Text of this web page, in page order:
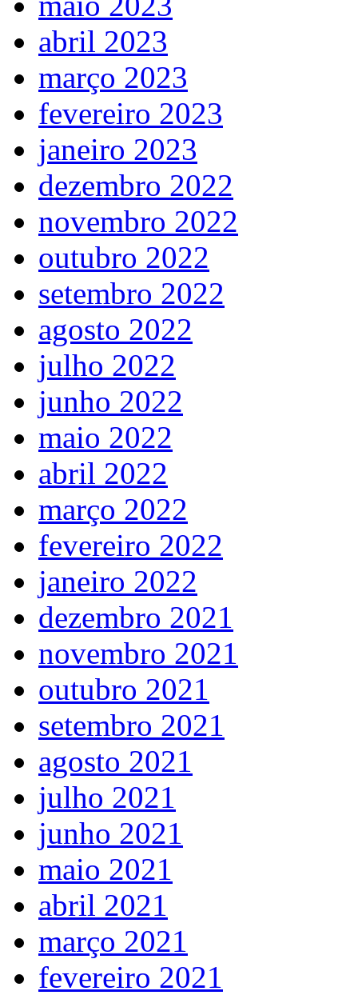
abril 2023
março 2023
fevereiro 2023
janeiro 2023
dezembro 2022
novembro 2022
outubro 2022
setembro 2022
agosto 2022
julho 2022
junho 2022
maio 2022
abril 2022
março 2022
fevereiro 2022
janeiro 2022
dezembro 2021
novembro 2021
outubro 2021
setembro 2021
agosto 2021
julho 2021
junho 2021
maio 2021
abril 2021
março 2021
fevereiro 2021